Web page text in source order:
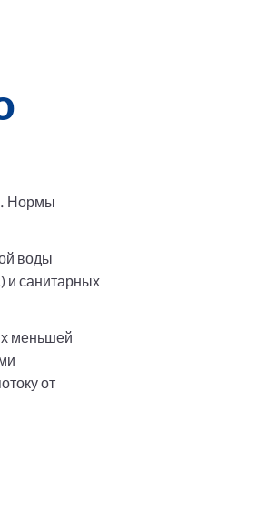
Нормы
воды
и санитарных
меньшей
от